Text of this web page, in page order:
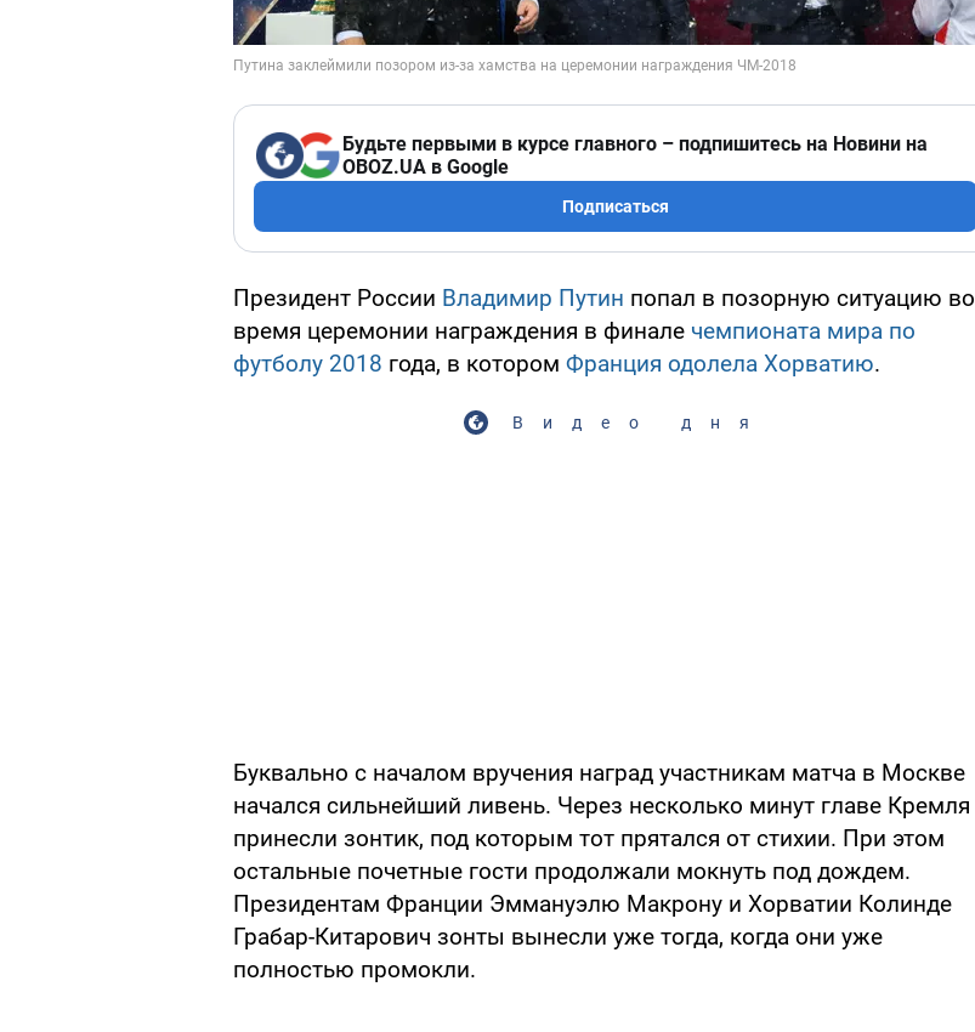
Будьте первыми в курсе главного – подпишитесь на Новини на
OBOZ.UA в Google
Подписаться
Президент России Владимир Путин попал в позорную ситуацию во
время церемонии награждения в финале чемпионата мира по
футболу 2018 года, в котором Франция одолела Хорватию.
Видео дня
Буквально с началом вручения наград участникам матча в Москве
начался сильнейший ливень. Через несколько минут главе Кремля
принесли зонтик, под которым тот прятался от стихии. При этом
остальные почетные гости продолжали мокнуть под дождем.
Президентам Франции Эммануэлю Макрону и Хорватии Колинде
Грабар-Китарович зонты вынесли уже тогда, когда они уже
полностью промокли.